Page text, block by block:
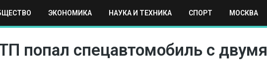
ЭКОНОМИКА НАУКА И ТЕХНИКА СПОРТ МОСКВА
СПОРТ МОСКВА РЕГИОНЫ МИР
попал спецавтомобиль с двумя